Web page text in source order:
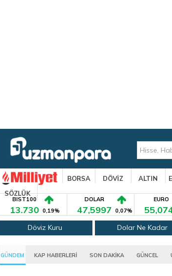
BORSA DÖVİZ ALTIN
SÖZLÜK
BIST100
13.730 0,19%
DOLAR
47,5997 0,07%
EURO
Döviz Kuru Dolar Ne Kadar
GÜNDEM KAP HABERLERİ SON DAKİKA GÜNCEL